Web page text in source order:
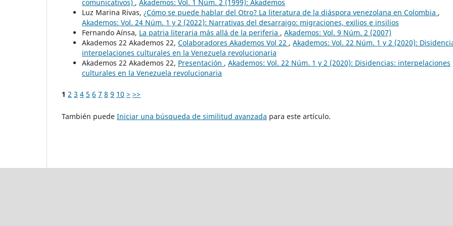
comunicativos) , Akademos: Vol. 1 Núm. 2 (1999): Akademos
Luz Marina Rivas, ¿Cómo se puede hablar del Otro? La literatura de la diáspora venezolana en Colombia ,
Akademos: Vol. 24 Núm. 1 y 2 (2022): Narrativas del desarraigo: migraciones, exilios e insilios
Fernando Aínsa, La patria literaria más allá de la periferia , Akademos: Vol. 9 Núm. 2 (2007)
Akademos 22 Akademos 22, Colaboradores Akademos Vol 22 , Akademos: Vol. 22 Núm. 1 y 2 (2020):
interpelaciones culturales en la Venezuela revolucionaria
Akademos 22 Akademos 22, Presentación , Akademos: Vol. 22 Núm. 1 y 2 (2020): Disidencias: interpelaciones
culturales en la Venezuela revolucionaria
1 2 3 4 5 6 7 8 9 10 > >>
También puede Iniciar una búsqueda de similitud avanzada para este artículo.